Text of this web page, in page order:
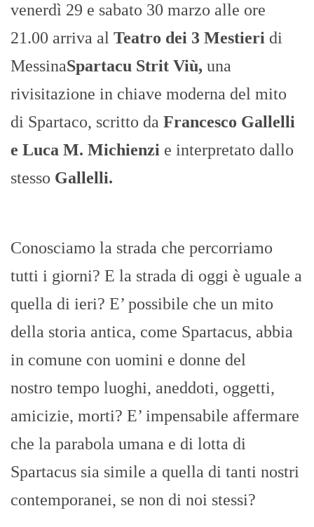
venerdì 29 e sabato 30 marzo alle ore
21.00 arriva al Teatro dei 3 Mestieri di
MessinaSpartacu Strit Viù, una
rivisitazione in chiave moderna del mito
di Spartaco, scritto da Francesco Gallelli
e Luca M. Michienzi e interpretato dallo
stesso Gallelli.
Conosciamo la strada che percorriamo
tutti i giorni? E la strada di oggi è uguale a
quella di ieri? E’ possibile che un mito
della storia antica, come Spartacus, abbia
in comune con uomini e donne del
nostro tempo luoghi, aneddoti, oggetti,
amicizie, morti? E’ impensabile affermare
che la parabola umana e di lotta di
Spartacus sia simile a quella di tanti nostri
contemporanei, se non di noi stessi?